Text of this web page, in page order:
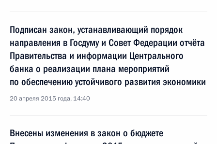
Подписан закон, устанавливающий порядок
направления в Госдуму и Совет Федерации отчёта
Правительства и информации Центрального
банка о реализации плана мероприятий
по обеспечению устойчивого развития экономики
20 апреля 2015 года, 14:40
Внесены изменения в закон о бюджете